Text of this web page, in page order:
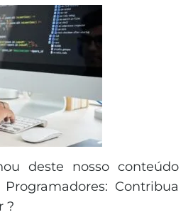
deste nosso conteúdo
Contribua
?